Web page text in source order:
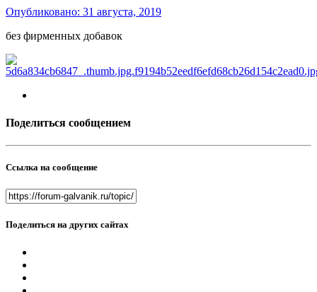
Опубликовано: 31 августа, 2019
без фирменных добавок
Поделиться сообщением
Ссылка на сообщение
Поделиться на других сайтах